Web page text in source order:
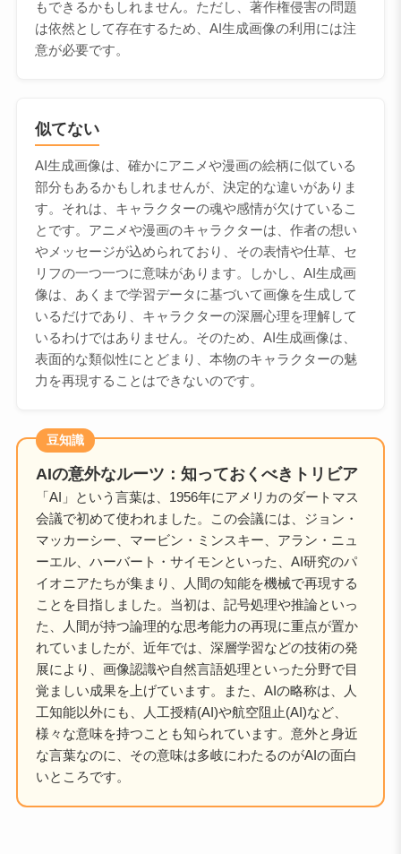
もできるかもしれません。ただし、著作権侵害の問題
は依然として存在するため、AI生成画像の利用には注
意が必要です。
似てない
AI生成画像は、確かにアニメや漫画の絵柄に似ている
部分もあるかもしれませんが、決定的な違いがありま
す。それは、キャラクターの魂や感情が欠けているこ
とです。アニメや漫画のキャラクターは、作者の想い
やメッセージが込められており、その表情や仕草、セ
リフの一つ一つに意味があります。しかし、AI生成画
像は、あくまで学習データに基づいて画像を生成して
いるだけであり、キャラクターの深層心理を理解して
いるわけではありません。そのため、AI生成画像は、
表面的な類似性にとどまり、本物のキャラクターの魅
力を再現することはできないのです。
豆知識
AIの意外なルーツ：知っておくべきトリビア
「AI」という言葉は、1956年にアメリカのダートマス
会議で初めて使われました。この会議には、ジョン・
マッカーシー、マービン・ミンスキー、アラン・ニュ
ーエル、ハーバート・サイモンといった、AI研究のパ
イオニアたちが集まり、人間の知能を機械で再現する
ことを目指しました。当初は、記号処理や推論といっ
た、人間が持つ論理的な思考能力の再現に重点が置か
れていましたが、近年では、深層学習などの技術の発
展により、画像認識や自然言語処理といった分野で目
覚ましい成果を上げています。また、AIの略称は、人
工知能以外にも、人工授精(AI)や航空阻止(AI)など、
様々な意味を持つことも知られています。意外と身近
な言葉なのに、その意味は多岐にわたるのがAIの面白
いところです。